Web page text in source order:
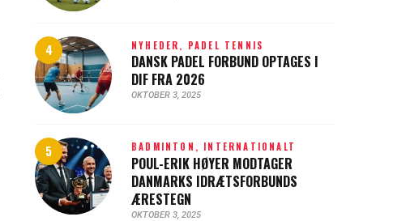
NYHEDER, PADEL TENNIS
DANSK PADEL FORBUND OPTAGES I
DIF FRA 2026
OKTOBER 3, 2025
BADMINTON, INTERNATIONALT
POUL-ERIK HØYER MODTAGER
DANMARKS IDRÆTSFORBUNDS
ÆRESTEGN
OKTOBER 3, 2025